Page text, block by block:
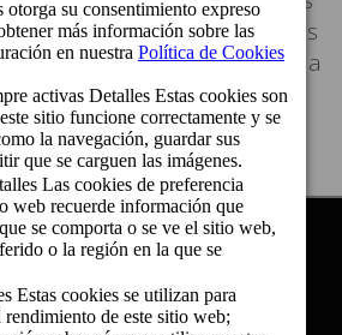
de sol de Europa. Unas
infinito del mar, degustar la
y una puesta de sol única
un día de ensueño.
Webcam: